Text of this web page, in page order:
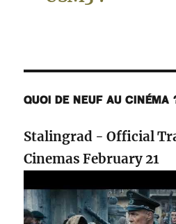
QUOI DE NEUF AU CINÉMA
Stalingrad - Official
Cinemas February 21